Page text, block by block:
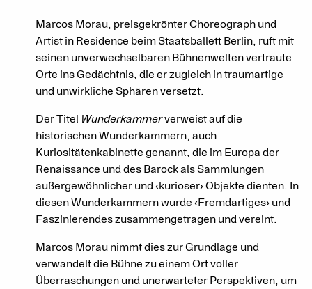
Marcos Morau, preisgekrönter Choreograph und
Artist in Residence beim Staatsballett Berlin, ruft mit
seinen unverwechselbaren Bühnenwelten vertraute
Orte ins Gedächtnis, die er zugleich in traumartige
und unwirkliche Sphären versetzt.
Der Titel Wunderkammerverweist auf die
historischen Wunderkammern, auch
Kuriositätenkabinette genannt, die im Europa der
Renaissance und des Barock als Sammlungen
außergewöhnlicher und ‹kurioser› Objekte dienten. In
diesen Wunderkammern wurde ‹Fremdartiges› und
Faszinierendes zusammengetragen und vereint.
Marcos Morau nimmt dies zur Grundlage und
verwandelt die Bühne zu einem Ort voller
Überraschungen und unerwarteter Perspektiven, um